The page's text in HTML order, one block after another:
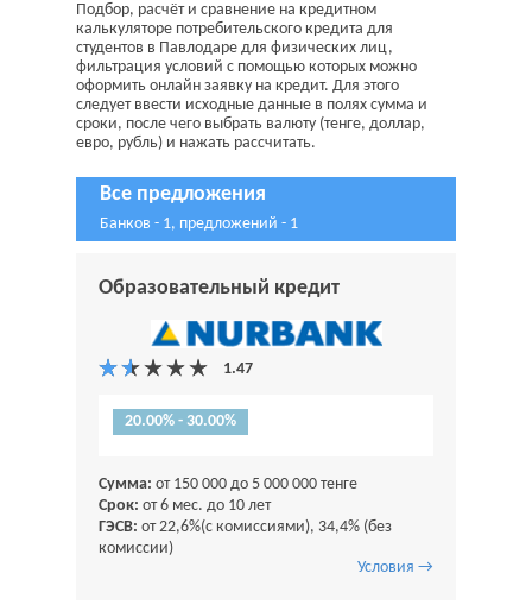
Подбор, расчёт и сравнение на кредитном
калькуляторе потребительского кредита для
студентов в Павлодаре для физических лиц,
фильтрация условий с помощью которых можно
оформить онлайн заявку на кредит. Для этого
следует ввести исходные данные в полях сумма и
сроки, после чего выбрать валюту (тенге, доллар,
евро, рубль) и нажать рассчитать.
Все предложения
Банков - 1, предложений - 1
Образовательный кредит
20.00% - 30.00%
Сумма: от 150 000 до 5 000 000 тенге
Срок: от 6 мес. до 10 лет
ГЭСВ: от 22,6%(с комиссиями), 34,4% (без
комиссии)
Условия →